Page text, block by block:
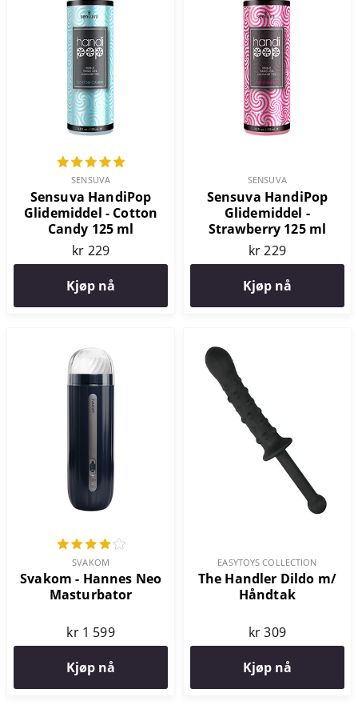
SENSUVA
Sensuva HandiPop
Glidemiddel - Cotton
Candy 125 ml
kr 229
Kjøp nå
SENSUVA
Sensuva HandiPop
Glidemiddel -
Strawberry 125 ml
kr 229
Kjøp nå
SVAKOM
Svakom - Hannes Neo
Masturbator
kr 1 599
Kjøp nå
EASYTOYS COLLECTION
The Handler Dildo m/
Håndtak
kr 309
Kjøp nå